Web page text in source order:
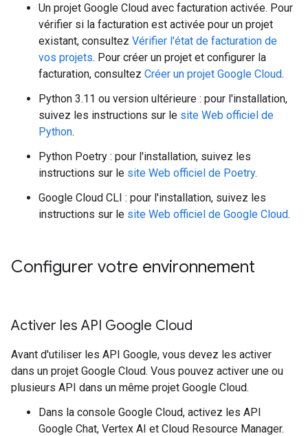
Un projet Google Cloud avec facturation activée. Pour
vérifier si la facturation est activée pour un projet
existant, consultez Vérifier l'état de facturation de
vos projets. Pour créer un projet et configurer la
facturation, consultez Créer un projet Google Cloud.
Python 3.11 ou version ultérieure : pour l'installation,
suivez les instructions sur le site Web officiel de
Python.
Python Poetry : pour l'installation, suivez les
instructions sur le site Web officiel de Poetry.
Google Cloud CLI : pour l'installation, suivez les
instructions sur le site Web officiel de Google Cloud.
Configurer votre environnement
Activer les API Google Cloud
Avant d'utiliser les API Google, vous devez les activer
dans un projet Google Cloud. Vous pouvez activer une ou
plusieurs API dans un même projet Google Cloud.
Dans la console Google Cloud, activez les API
Google Chat, Vertex AI et Cloud Resource Manager.